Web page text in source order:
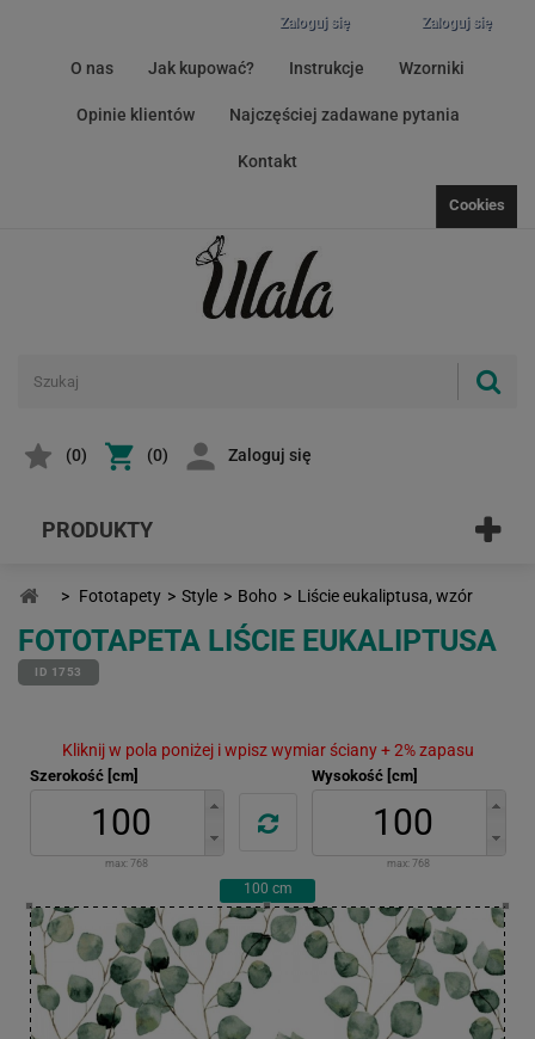
Zaloguj się
Zaloguj się
O nas Jak kupować? Instrukcje Wzorniki
Opinie klientów Najczęściej zadawane pytania
Kontakt
Cookies
(0) (0) Zaloguj się
PRODUKTY
> Fototapety > Style > Boho > Liście eukaliptusa, wzór
FOTOTAPETA LIŚCIE EUKALIPTUSA
ID 1753
Kliknij w pola poniżej i wpisz wymiar ściany + 2% zapasu
Szerokość [cm]
max: 768
Wysokość [cm]
max: 768
100 cm